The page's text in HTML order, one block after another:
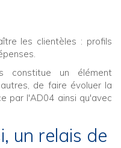
les clientèles : profils
constitue un élément
de faire évoluer la
par l'AD04 ainsi qu'avec
un relais de